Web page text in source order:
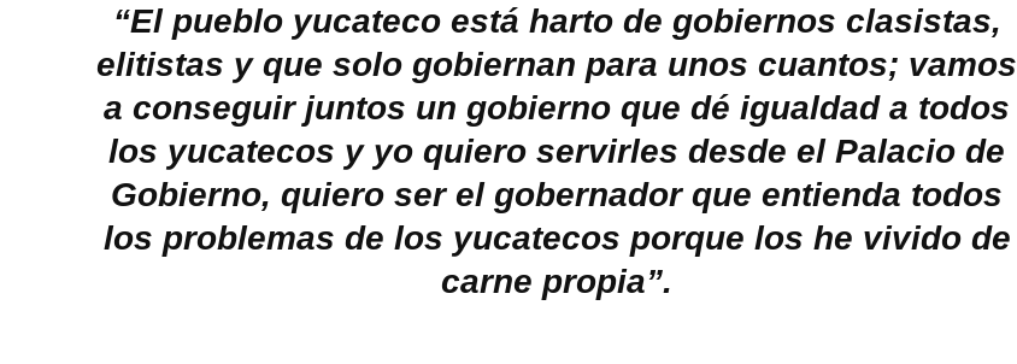
“El pueblo yucateco está harto de gobiernos clasistas,
elitistas y que solo gobiernan para unos cuantos; vamos
a conseguir juntos un gobierno que dé igualdad a todos
los yucatecos y yo quiero servirles desde el Palacio de
Gobierno, quiero ser el gobernador que entienda todos
los problemas de los yucatecos porque los he vivido de
carne propia”.